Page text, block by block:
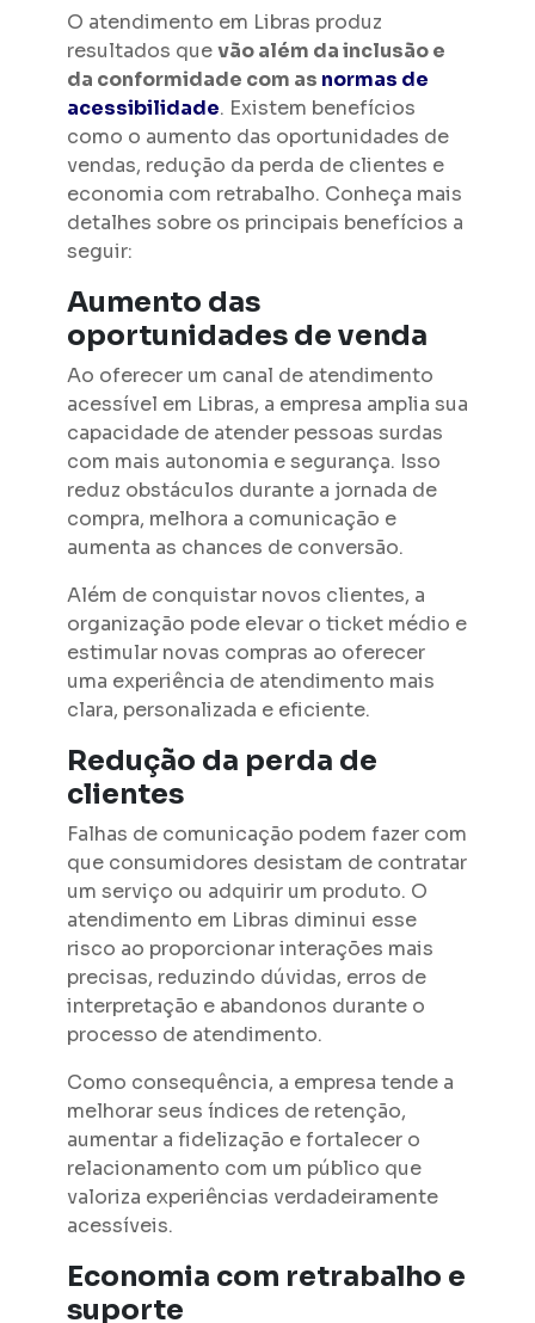
O atendimento em Libras produz
resultados quevão além da inclusão e
da conformidade com as normas de
acessibilidade. Existem benefícios
como o aumento das oportunidades de
vendas, redução da perda de clientes e
economia com retrabalho. Conheça mais
detalhes sobre os principais benefícios a
seguir:
Aumento das
oportunidades de venda
Ao oferecer um canal de atendimento
acessível em Libras, a empresa amplia sua
capacidade de atender pessoas surdas
com mais autonomia e segurança. Isso
reduz obstáculos durante a jornada de
compra, melhora a comunicação e
aumenta as chances de conversão.
Além de conquistar novos clientes, a
organização pode elevar o ticket médio e
estimular novas compras ao oferecer
uma experiência de atendimento mais
clara, personalizada e eficiente.
Redução da perda de
clientes
Falhas de comunicação podem fazer com
que consumidores desistam de contratar
um serviço ou adquirir um produto. O
atendimento em Libras diminui esse
risco ao proporcionar interações mais
precisas, reduzindo dúvidas, erros de
interpretação e abandonos durante o
processo de atendimento.
Como consequência, a empresa tende a
melhorar seus índices de retenção,
aumentar a fidelização e fortalecer o
relacionamento com um público que
valoriza experiências verdadeiramente
acessíveis.
Economia com retrabalho e
suporte